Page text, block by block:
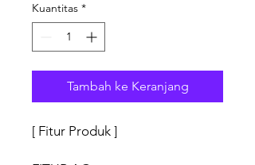
Kuantitas *
Tambah ke Keranjang
[ Fitur Produk ]